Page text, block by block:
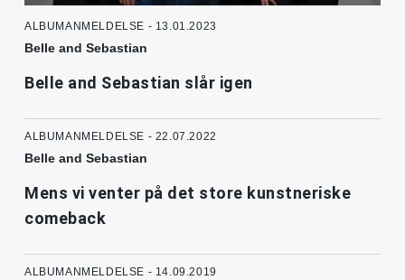
ALBUMANMELDELSE - 13.01.2023
Belle and Sebastian
Belle and Sebastian slår igen
ALBUMANMELDELSE - 22.07.2022
Belle and Sebastian
Mens vi venter på det store kunstneriske
comeback
ALBUMANMELDELSE - 14.09.2019